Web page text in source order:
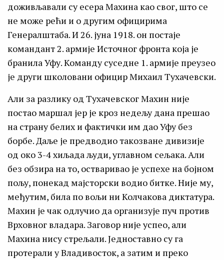
доживљавали су есера Махина као свог, што се
не може рећи и о другим официрима
Генералштаба. И 26. јуна 1918. он постаје
командант 2. армије Источног фронта која је
бранила Уфу. Команду суседне 1. армије преузео
је други школовани официр Михаил Тухачевски.
Али за разлику од Тухачевског Махин није
постао маршал јер је кроз недељу дана прешао
на страну белих и фактички им дао Уфу без
борбе. Даље је предводио такозване дивизије
од око 3-4 хиљада људи, углавном сељака. Али
без обзира на то, остваривао је успехе на бојном
пољу, понекад мајсторски водио битке. Није му,
међутим, била по вољи ни Колчакова диктатура.
Махин је чак одлучио да организује пуч против
Врховног владара. Заговор није успео, али
Махина нису стрељали. Једноставно су га
протерали у Владивосток, а затим и преко